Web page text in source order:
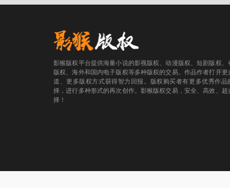
影猴版权平台提供海量小说的影视版权、动漫版权、短剧版权、
版权、海外和国内电子版权等多种版权的交易。作品作者打开更
道、更多版权方式获得智力回报。版权购买者有更多优秀作品
择，进行多种形式的再次创作。影猴版权交易，安全、高效、超
择！